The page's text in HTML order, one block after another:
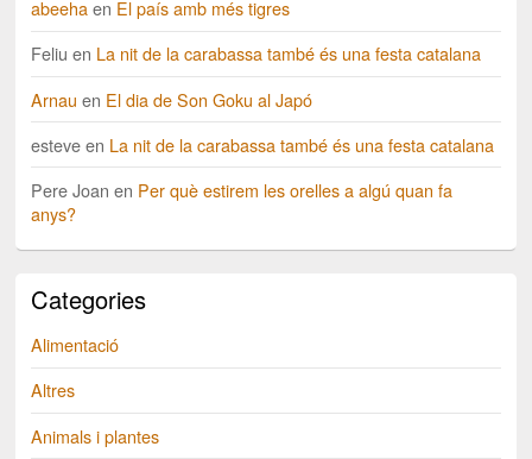
abeehaen El país amb més tigres
Feliu en La nit de la carabassa també és una festa catalana
Arnau en El dia de Son Goku al Japó
esteveen La nit de la carabassa també és una festa catalana
Pere Joan en Per què estirem les orelles a algú quan fa
anys?
Categories
Alimentació
Altres
Animals i plantes